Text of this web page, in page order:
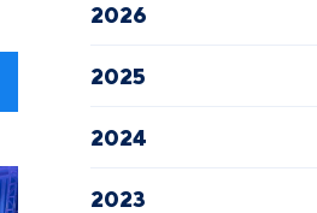
2026
2025
2024
2023